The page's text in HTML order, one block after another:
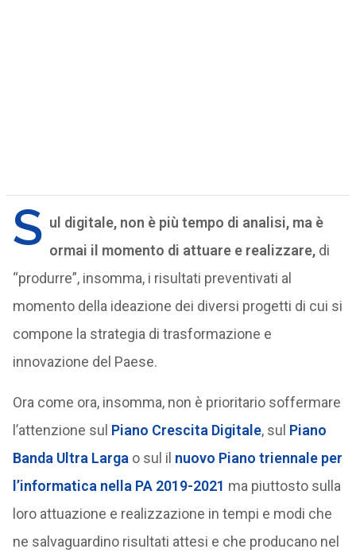
S ul digitale, non è più tempo di analisi, ma è
ormai il momento di attuare e realizzare,di
“produrre”, insomma, i risultati preventivati al
momento della ideazione dei diversi progetti di cui si
compone la strategia di trasformazione e
innovazione del Paese.
Ora come ora, insomma, non è prioritario soffermare
l’attenzione sul Piano Crescita Digitale, sul Piano
Banda Ultra Larga o sul il nuovo Piano triennale per
l’informatica nella PA 2019-2021 ma piuttosto sulla
loro attuazione e realizzazione in tempi e modi che
ne salvaguardino risultati attesi e che producano nel